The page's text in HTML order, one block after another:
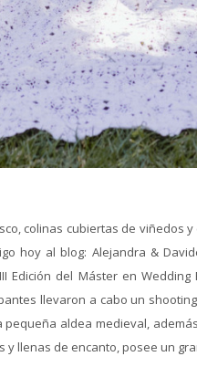
colinas cubiertas de viñedos
hoy al blog: Alejandra &
Edición del Máster en
llevaron a cabo un
pequeña aldea medieval,
llenas de encanto, posee un